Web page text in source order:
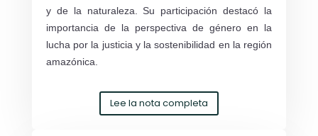
y de la naturaleza. Su participación destacó la
importancia de la perspectiva de género en la
lucha por la justicia y la sostenibilidad en la región
amazónica.
Lee la nota completa